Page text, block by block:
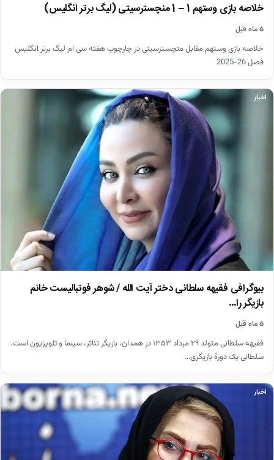
خلاصه بازی وستهم 1 – 1 منچسترسیتی (لیگ برتر انگلیس)
۵ ماه قبل
خلاصه بازی وستهم مقابل منچسترسیتی در چارچوب هفته سی ام لیگ برتر انگلیس
فصل 26-2025
اخبار
بیوگرافی فقیهه سلطانی دختر آیت الله / شوهر فوتبالیست خانم
بازیگر را…
۵ ماه قبل
فقیهه سلطانی متولد ۲۹ مرداد ۱۳۵۳ در همدان، بازیگر تئاتر، سینما و تلویزیون است.
سلطانی یک دورهٔ بازیگری…
اخبار